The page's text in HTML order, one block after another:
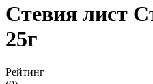
Стевия лист
25г
Рейтинг